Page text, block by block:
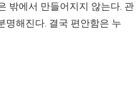
밖에서 만들어지지 않는다. 관
명해진다. 결국 편안함은 누